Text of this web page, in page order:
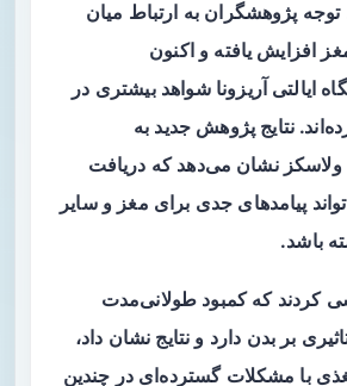
پژوهشگران به ارتباط میان
افزایش یافته و اکنون
ایالتی آریزونا شواهد بیشتری در
نتایج پژوهش جدید به
نشان می‌دهد که دریافت
پیامدهای جدی برای مغز و سایر
باشد.
کردند که کمبود طولانی‌مدت
بر بدن دارد و نتایج نشان داد،
با مشکلات گسترده‌ای در چندین